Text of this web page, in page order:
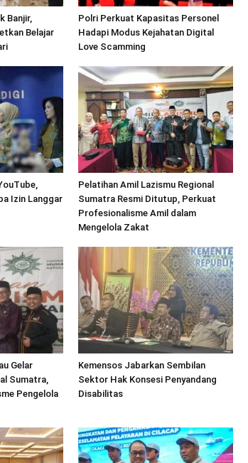
Banjir,
Belajar
Polri Perkuat Kapasitas Personel
Hadapi Modus Kejahatan Digital
Love Scamming
Izin Langgar
Pelatihan Amil Lazismu Regional
Sumatra Resmi Ditutup, Perkuat
Profesionalisme Amil dalam
Mengelola Zakat
Gelar
Sumatra,
Pengelola
Kemensos Jabarkan Sembilan
Sektor Hak Konsesi Penyandang
Disabilitas